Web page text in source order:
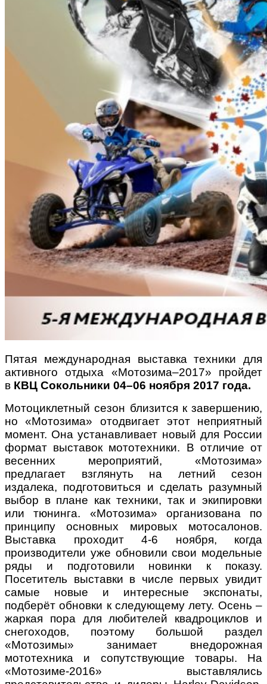
Пятая международная выставка техники для
активного отдыха «Мотозима–2017» пройдет
в КВЦ Сокольники 04–06 ноября 2017 года.
Мотоциклетный сезон близится к завершению,
но «Мотозима» отодвигает этот неприятный
момент. Она устанавливает новый для России
формат выставок мототехники. В отличие от
весенних мероприятий, «Мотозима»
предлагает взглянуть на летний сезон
издалека, подготовиться и сделать разумный
выбор в плане как техники, так и экипировки
или тюнинга. «Мотозима» организована по
принципу основных мировых мотосалонов.
Выставка проходит 4-6 ноября, когда
производители уже обновили свои модельные
ряды и подготовили новинки к показу.
Посетитель выставки в числе первых увидит
самые новые и интересные экспонаты,
подберёт обновки к следующему лету. Осень –
жаркая пора для любителей квадроциклов и
снегоходов, поэтому большой раздел
«Мотозимы» занимает внедорожная
мототехника и сопутствующие товары. На
«Мотозиме-2016» выставлялись